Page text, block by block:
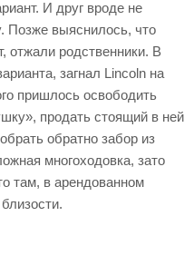
И друг вроде не
Позже выяснилось, что
отжали родственники. В
загнал Lincoln на
пришлось освободить
продать стоящий в ней
обратно забор из
многоходовка, зато
там, в арендованном